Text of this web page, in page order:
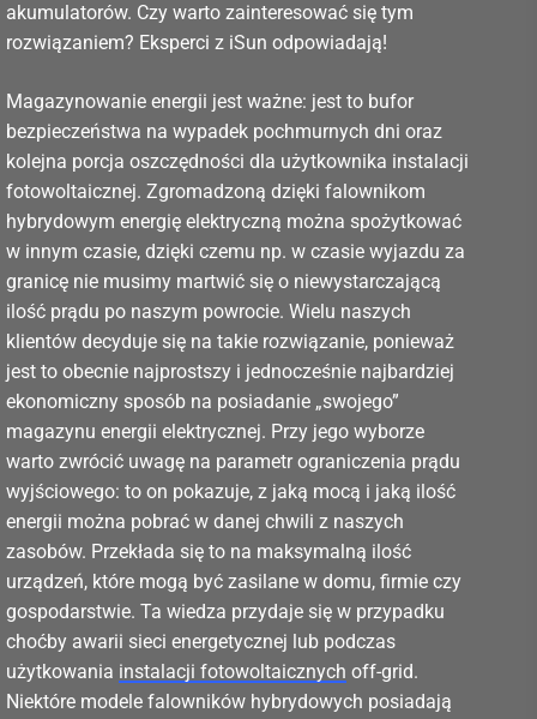
akumulatorów. Czy warto zainteresować się tym
rozwiązaniem? Eksperci z iSun odpowiadają!
Magazynowanie energii jest ważne: jest to bufor
bezpieczeństwa na wypadek pochmurnych dni oraz
kolejna porcja oszczędności dla użytkownika instalacji
fotowoltaicznej. Zgromadzoną dzięki falownikom
hybrydowym energię elektryczną można spożytkować
w innym czasie, dzięki czemu np. w czasie wyjazdu za
granicę nie musimy martwić się o niewystarczającą
ilość prądu po naszym powrocie. Wielu naszych
klientów decyduje się na takie rozwiązanie, ponieważ
jest to obecnie najprostszy i jednocześnie najbardziej
ekonomiczny sposób na posiadanie „swojego”
magazynu energii elektrycznej. Przy jego wyborze
warto zwrócić uwagę na parametr ograniczenia prądu
wyjściowego: to on pokazuje, z jaką mocą i jaką ilość
energii można pobrać w danej chwili z naszych
zasobów. Przekłada się to na maksymalną ilość
urządzeń, które mogą być zasilane w domu, firmie czy
gospodarstwie. Ta wiedza przydaje się w przypadku
choćby awarii sieci energetycznej lub podczas
użytkowania instalacji fotowoltaicznych off-grid.
Niektóre modele falowników hybrydowych posiadają